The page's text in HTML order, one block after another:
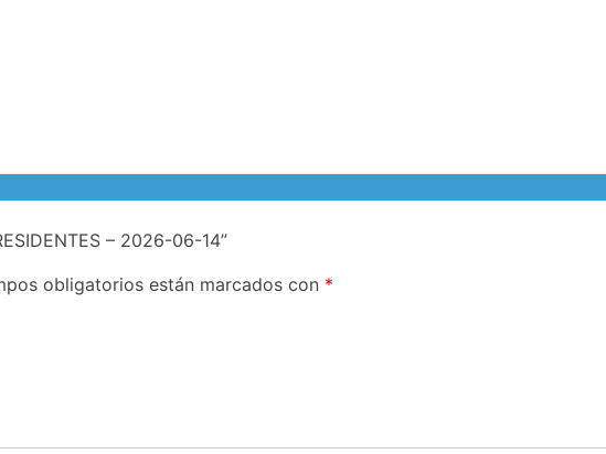
– 2026-06-14”
obligatorios están marcados con *